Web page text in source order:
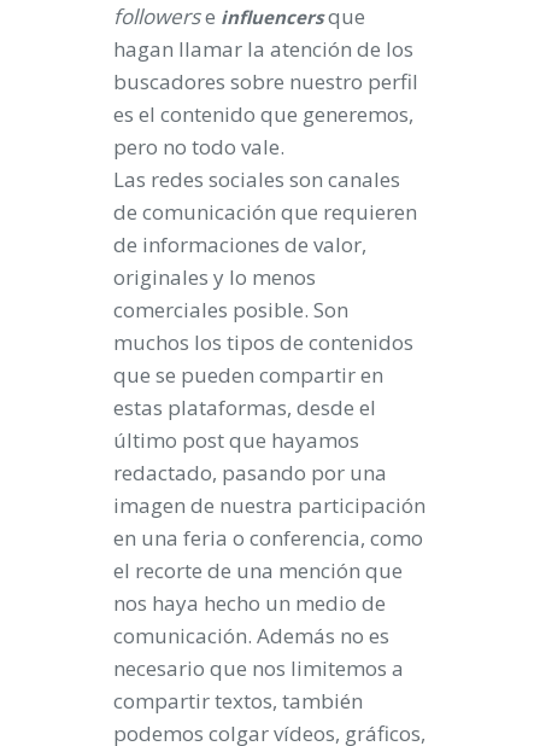
followerse influencersque
hagan llamar la atención de los
buscadores sobre nuestro perfil
es el contenido que generemos,
pero no todo vale.
Las redes sociales son canales
de comunicación que requieren
de informaciones de valor,
originales y lo menos
comerciales posible. Son
muchos los tipos de contenidos
que se pueden compartir en
estas plataformas, desde el
último post que hayamos
redactado, pasando por una
imagen de nuestra participación
en una feria o conferencia, como
el recorte de una mención que
nos haya hecho un medio de
comunicación. Además no es
necesario que nos limitemos a
compartir textos, también
podemos colgar vídeos, gráficos,